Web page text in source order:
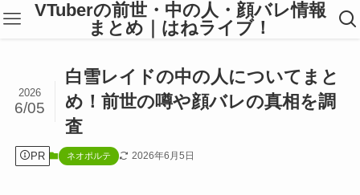
VTuberの前世・中の人・顔バレ情報
まとめ｜はねライブ！
白雪レイドの中の人についてまと
め！前世の噂や顔バレの真相を調
査
2026
6/05
PR ネオポルテ 2026年6月5日